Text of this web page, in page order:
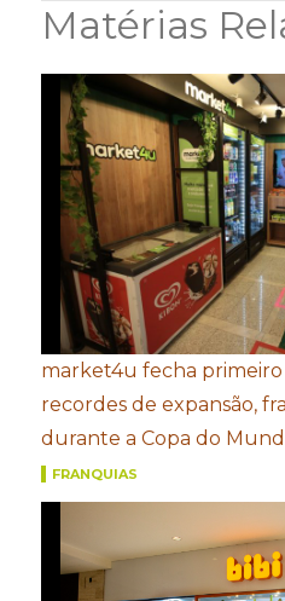
Matérias
market4u fecha
recordes de expansão,
durante a Copa do
FRANQUIAS